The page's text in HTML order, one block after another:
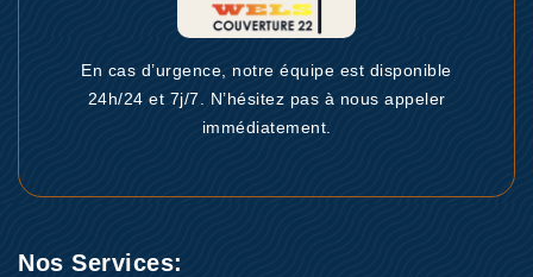
En cas d’urgence, notre équipe est disponible
24h/24 et 7j/7. N’hésitez pas à nous appeler
immédiatement.
Nos Services: